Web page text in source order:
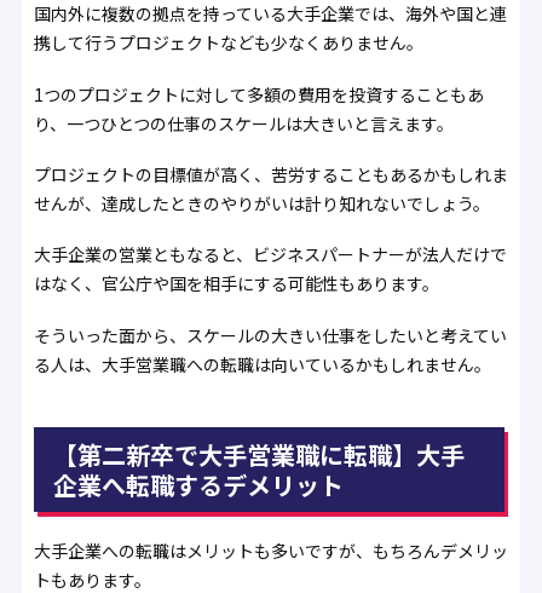
国内外に複数の拠点を持っている大手企業では、海外や国と連
携して行うプロジェクトなども少なくありません。
1つのプロジェクトに対して多額の費用を投資することもあ
り、一つひとつの仕事のスケールは大きいと言えます。
プロジェクトの目標値が高く、苦労することもあるかもしれま
せんが、達成したときのやりがいは計り知れないでしょう。
大手企業の営業ともなると、ビジネスパートナーが法人だけで
はなく、官公庁や国を相手にする可能性もあります。
そういった面から、スケールの大きい仕事をしたいと考えてい
る人は、大手営業職への転職は向いているかもしれません。
【第二新卒で大手営業職に転職】大手
企業へ転職するデメリット
大手企業への転職はメリットも多いですが、もちろんデメリッ
トもあります。